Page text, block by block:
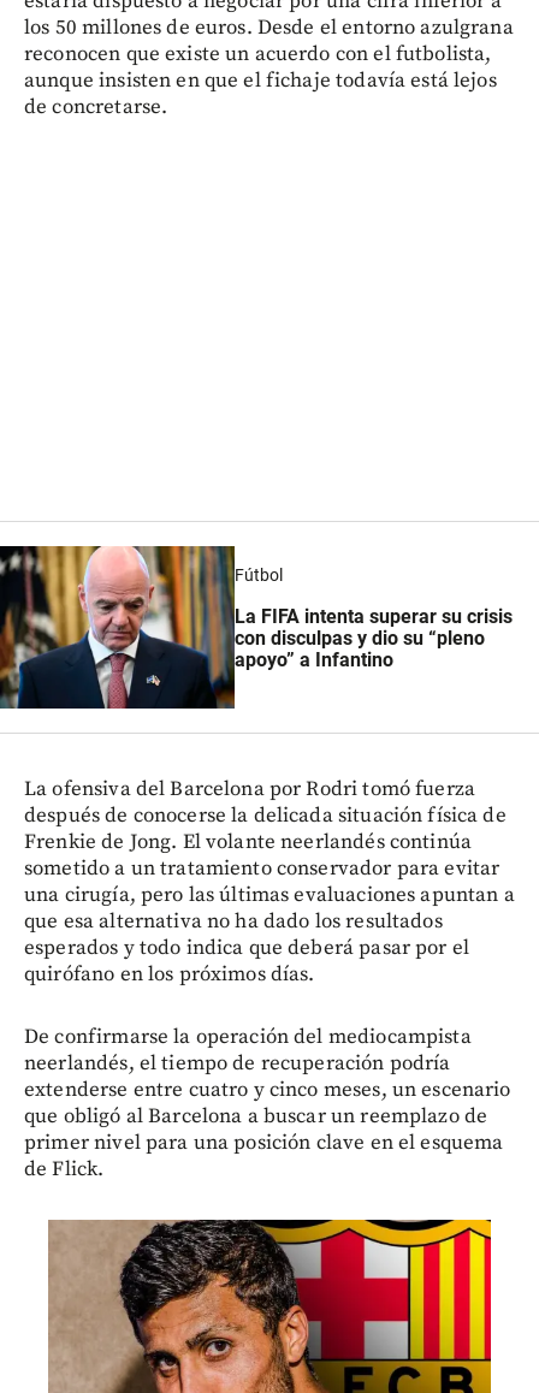
los 50 millones de euros. Desde el entorno azulgrana
reconocen que existe un acuerdo con el futbolista,
aunque insisten en que el fichaje todavía está lejos
de concretarse.
Fútbol
La FIFA intenta superar su crisis
con disculpas y dio su “pleno
apoyo” a Infantino
La ofensiva del Barcelona por Rodri tomó fuerza
después de conocerse la delicada situación física de
Frenkie de Jong. El volante neerlandés continúa
sometido a un tratamiento conservador para evitar
una cirugía, pero las últimas evaluaciones apuntan a
que esa alternativa no ha dado los resultados
esperados y todo indica que deberá pasar por el
quirófano en los próximos días.
De confirmarse la operación del mediocampista
neerlandés, el tiempo de recuperación podría
extenderse entre cuatro y cinco meses, un escenario
que obligó al Barcelona a buscar un reemplazo de
primer nivel para una posición clave en el esquema
de Flick.